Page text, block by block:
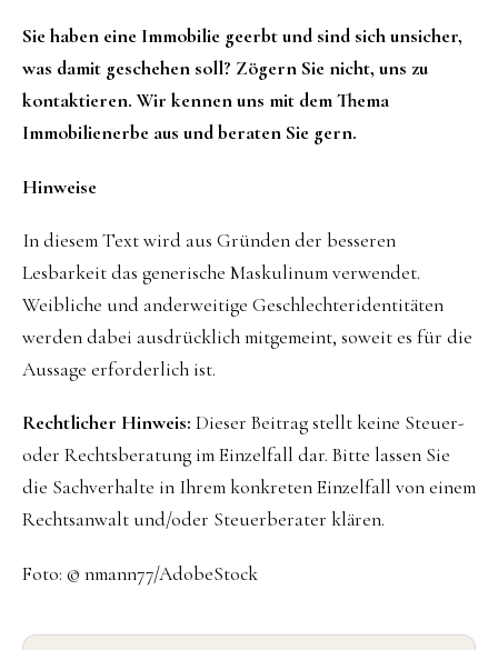
Sie haben eine Immobilie geerbt und sind sich unsicher,
was damit geschehen soll? Zögern Sie nicht, uns zu
kontaktieren. Wir kennen uns mit dem Thema
Immobilienerbe aus und beraten Sie gern.
Hinweise
In diesem Text wird aus Gründen der besseren
Lesbarkeit das generische Maskulinum verwendet.
Weibliche und anderweitige Geschlechteridentitäten
werden dabei ausdrücklich mitgemeint, soweit es für die
Aussage erforderlich ist.
Rechtlicher Hinweis: Dieser Beitrag stellt keine Steuer-
oder Rechtsberatung im Einzelfall dar. Bitte lassen Sie
die Sachverhalte in Ihrem konkreten Einzelfall von einem
Rechtsanwalt und/oder Steuerberater klären.
Foto: © nmann77/AdobeStock